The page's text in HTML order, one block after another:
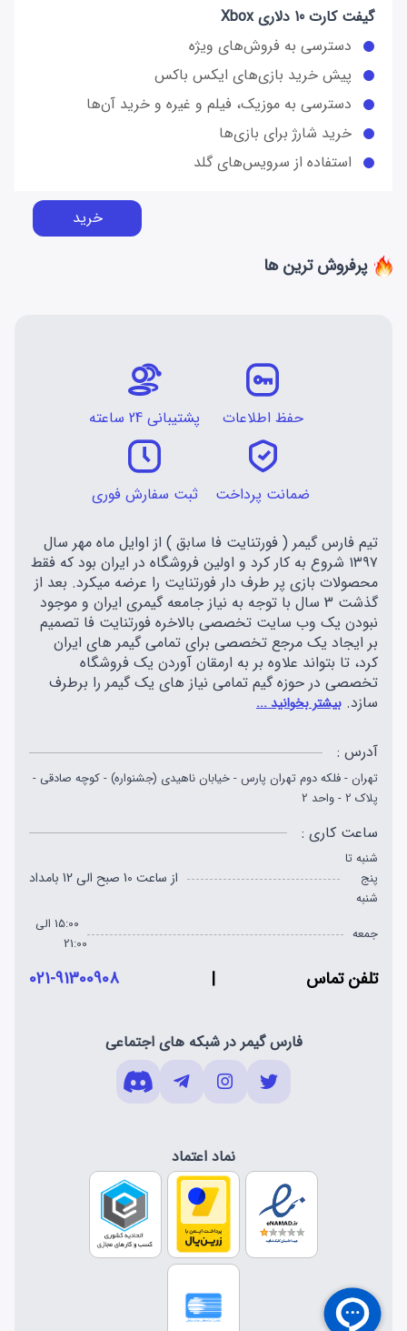
گیفت کارت 10 دلاری Xbox
دسترسی به فروش‌های ویژه
پیش خرید بازی‌های ایکس باکس
دسترسی به موزیک، فیلم و غیره و خرید آن‌ها
خرید شارژ برای بازی‌ها
استفاده از سرویس‌های گلد
خرید
پرفروش ترین ها
حفظ اطلاعات پشتیبانی 24 ساعته
ضمانت پرداخت ثبت سفارش فوری
تیم فارس گیمر ( فورتنایت فا سابق ) از اوایل ماه مهر سال
۱۳۹۷ شروع به کار کرد و اولین فروشگاه در ایران بود که فقط
محصولات بازی پر طرف دار فورتنایت را عرضه میکرد. بعد از
گذشت 3 سال با توجه به نیاز جامعه گیمری ایران و موجود
نبودن یک وب سایت تخصصی بالاخره فورتنایت فا تصمیم
بر ایجاد یک مرجع تخصصی برای تمامی گیمر های ایران
کرد، تا بتواند علاوه بر به ارمقان آوردن یک فروشگاه
تخصصی در حوزه گیم تمامی نیاز های یک گیمر را برطرف
سازد. بیشتر بخوانید ...
آدرس :
تهران - فلکه دوم تهران پارس - خیابان ناهیدی (جشنواره) - کوچه صادقی -
پلاک 2 - واحد 2
ساعت کاری :
شنبه تا
پنج
شنبه
از ساعت 10 صبح الی 12 بامداد
جمعه
15:00 الی
21:00
تلفن تماس |
021-91300908
فارس گیمر در شبکه های اجتماعی
نماد اعتماد